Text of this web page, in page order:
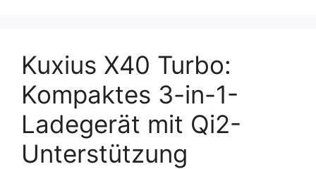
Kuxius X40 Turbo:
Kompaktes 3-in-1-
Ladegerät mit Qi2-
Unterstützung